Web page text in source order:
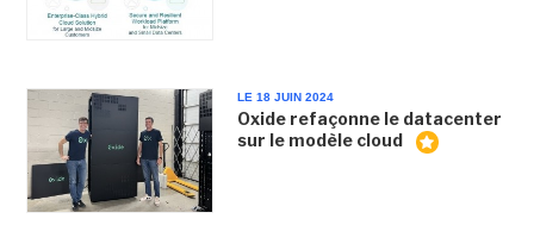
LE 18 JUIN 2024
Oxide refaçonne le datacenter
sur le modèle cloud